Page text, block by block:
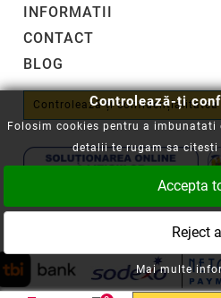
INFORMATII
CONTACT
BLOG
Controlează-ți confidențialitatea
Copyright © 2008-
Controlează-ți
Folosim cookies pentru a imbunatati
detalii te rugam sa citesti
Accepta
Reject
Mai multe